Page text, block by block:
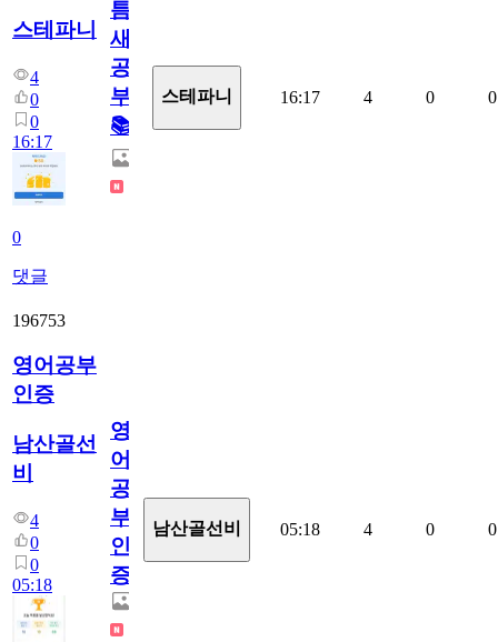
스테파니
4
0
0
16:17
0
댓글
틈
새
공
부!
📚
스테파니 16:17 4 0 0
196753
영어공부
인증
남산골선
비
4
0
0
05:18
영
어
공
부
인
증
남산골선비 05:18 4 0 0